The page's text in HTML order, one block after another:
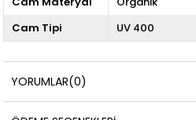
Cam Tipi
UV 400
YORUMLAR(0)